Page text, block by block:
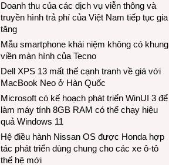
Doanh thu của các dịch vụ viễn thông và
truyền hình trả phí của Việt Nam tiếp tục gia
tăng
Mẫu smartphone khái niệm không có khung
viền màn hình của Tecno
Dell XPS 13 mất thế cạnh tranh về giá với
MacBook Neo ở Hàn Quốc
Microsoft có kế hoạch phát triển WinUI 3 để
làm máy tính 8GB RAM có thể chạy hiệu
quả Windows 11
Hệ điều hành Nissan OS được Honda hợp
tác phát triển dùng chung cho các xe ô-tô
thế hệ mới